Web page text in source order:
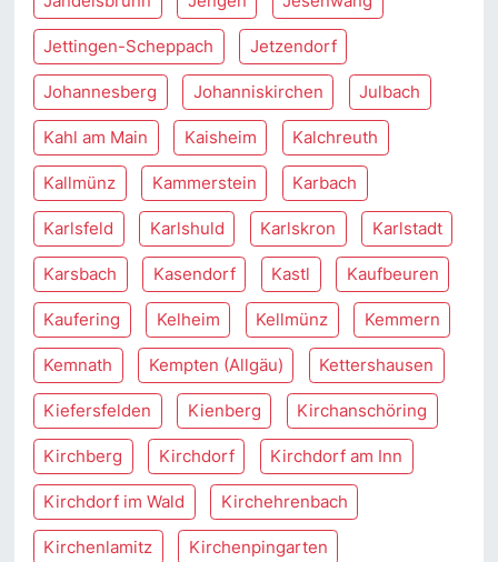
Jettingen-Scheppach Jetzendorf
Johannesberg Johanniskirchen Julbach
Kahl am Main Kaisheim Kalchreuth
Kallmünz Kammerstein Karbach
Karlsfeld Karlshuld Karlskron Karlstadt
Karsbach Kasendorf Kastl Kaufbeuren
Kaufering Kelheim Kellmünz Kemmern
Kemnath Kempten (Allgäu) Kettershausen
Kiefersfelden Kienberg Kirchanschöring
Kirchberg Kirchdorf Kirchdorf am Inn
Kirchdorf im Wald Kirchehrenbach
Kirchenlamitz Kirchenpingarten